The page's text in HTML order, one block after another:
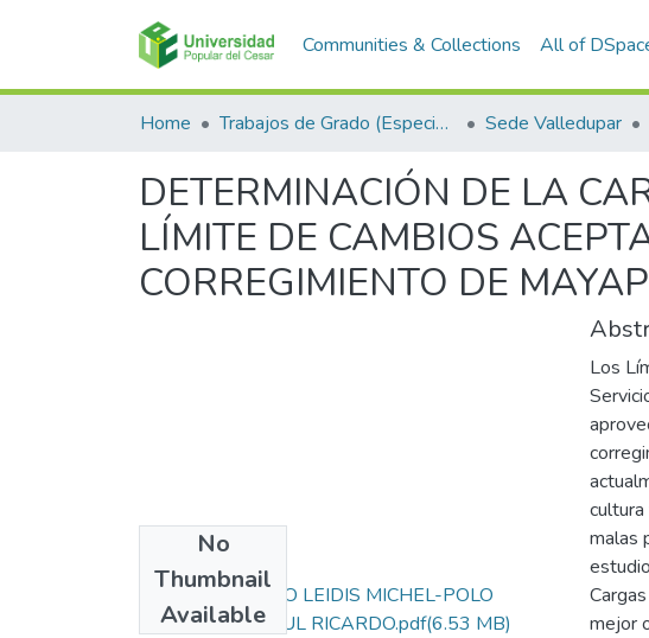
Communities & Collections All of
Home Trabajos de Grado (Especializaciones y Pregrados) Sede Valledupar
DETERMINACIÓN DE LA
LÍMITE DE CAMBIOS
CORREGIMIENTO DE
No
Thumbnail
Available
OROZCO ALFARO LEIDIS MICHEL-POLO
SARMIENTO RAUL RICARDO.pdf(6.53 MB)
Los
malas
mejor